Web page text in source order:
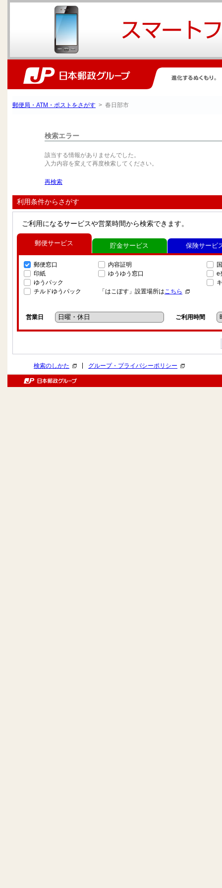
郵便局・ATM・ポストをさがす > 春日部市
検索エラー
該当する情報がありませんでした。
入力内容を変えて再度検索してください。
再検索
利用条件からさがす
ご利用になるサービスや営業時間から検索できます。
郵便サービス
郵便窓口
印紙
ゆうパック
チルドゆうパック
内容証明
ゆうゆう窓口
「はこぽす」設置場所はこちら
e
営業日 ご利用時間
貯金サービス 保険サービ
検索のしかた グループ・プライバシーポリシー